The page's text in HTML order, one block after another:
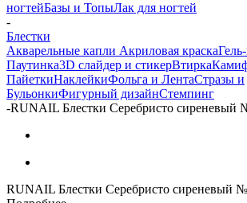
ногтейБазы и ТопыЛак для ногтей
-
Блестки
Акварельные капли Акриловая краска
Паутинка3D слайдер и стикерВтирка
ПайеткиНаклейкиФольга и ЛентаСтразы и
БульонкиФигурный дизайнСтемпинг
-RUNAIL Блестки Серебристо сиреневый
RUNAIL Блестки Серебристо сиреневый №